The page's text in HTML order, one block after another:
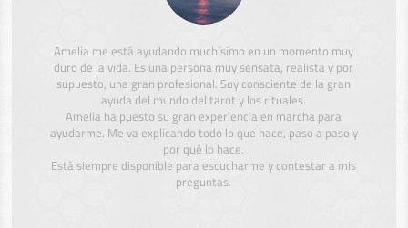
Amelia me está ayudando muchísimo en un momento muy
duro de la vida. Es una persona muy sensata, realista y por
supuesto, una gran profesional. Soy consciente de la gran
ayuda del mundo del tarot y los rituales.
Amelia ha puesto su gran experiencia en marcha para
ayudarme. Me va explicando todo lo que hace, paso a paso y
por qué lo hace.
Está siempre disponible para escucharme y contestar a mis
preguntas.